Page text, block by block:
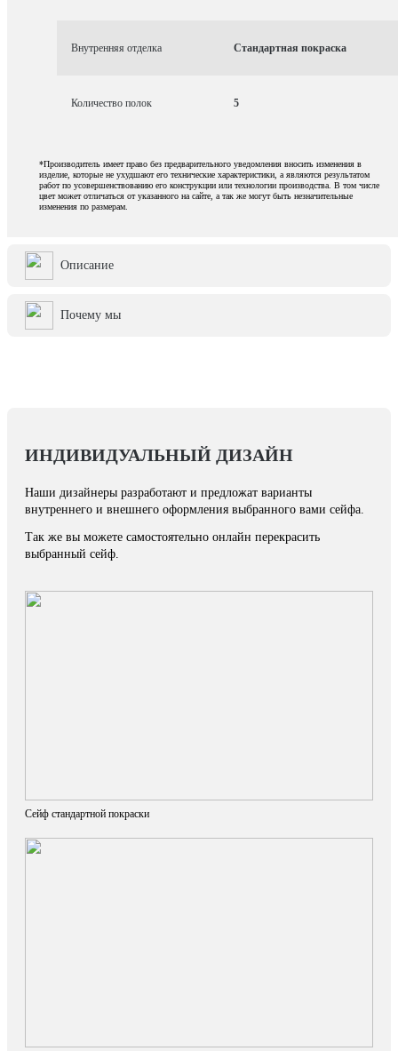
Внутренняя отделка Стандартная покраска
Количество полок 5
*Производитель имеет право без предварительного уведомления вносить изменения в
изделие, которые не ухудшают его технические характеристики, а являются результатом
работ по усовершенствованию его конструкции или технологии производства. В том числе
цвет может отличаться от указанного на сайте, а так же могут быть незначительные
изменения по размерам.
Описание
Почему мы
ИНДИВИДУАЛЬНЫЙ ДИЗАЙН
Наши дизайнеры разработают и предложат варианты
внутреннего и внешнего оформления выбранного вами сейфа.
Так же вы можете самостоятельно онлайн перекрасить
выбранный сейф.
Сейф стандартной покраски